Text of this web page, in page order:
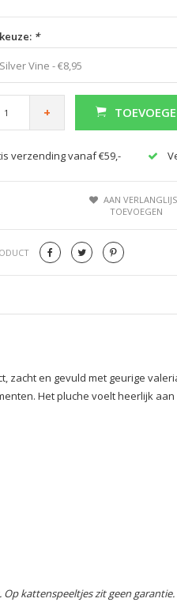
*
Vine - €8,95
+
verzending vanaf €59,-
AAN
TOEVOEGEN
zacht en gevuld met geurige
Het pluche voelt heerlijk
kattenspeeltjes zit geen garantie.